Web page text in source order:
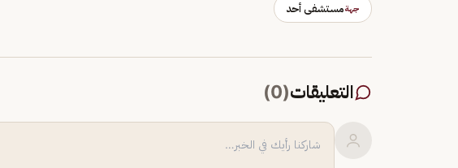
جهةمستشفى أحد
التعليقات(
0
)